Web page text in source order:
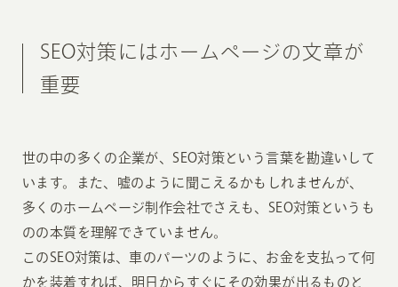
SEO対策にはホームページの文章が
重要
世の中の多くの企業が、SEO対策という言葉を勘違いして
います。また、嘘のように聞こえるかもしれませんが、
多くのホームページ制作会社でさえも、SEO対策というも
のの本質を理解できていません。
このSEO対策は、車のパーツのように、お金を支払って何
かを装着すれば、明日からすぐにその効果が出るものと